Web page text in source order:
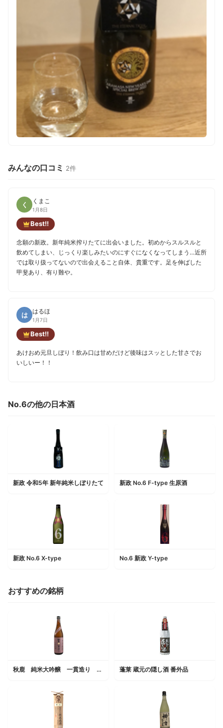
みんなの口コミ 2件
く くまこ
1月8日
Best!!
念願の新政。新年純米搾りたてに出会いました。初めからスルスルと
飲めてしまい、じっくり楽しみたいのにすぐになくなってしまう…近所
では取り扱ってないので出会えること自体、貴重です。足を伸ばした
甲斐あり、有り難や。
は はるほ
1月7日
Best!!
あけおめ元旦しぼり！飲み口は甘めだけど後味はスッとした甘さでお
いしいー！！
No.6の他の日本酒
新政 令和5年 新年純米しぼりたて 新政 No.6 F-type 生原酒
新政 No.6 X-type No.6 新政 Y-type
おすすめの銘柄
秋鹿 純米大吟醸 一貫造り 火入 蓬莱 蔵元の隠し酒 番外品